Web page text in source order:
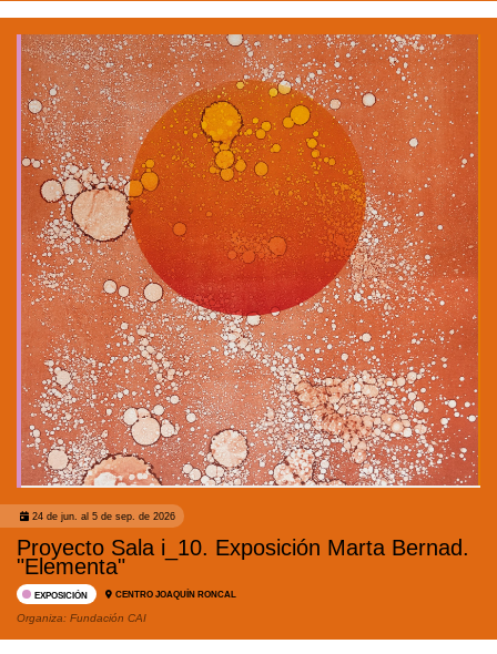
24 de jun. al 5 de sep. de 2026
Proyecto Sala i_10. Exposición Marta Bernad.
"Elementa"
EXPOSICIÓN CENTRO JOAQUÍN RONCAL
Organiza: Fundación CAI